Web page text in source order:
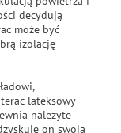
decydują
może być
izolację
lateksowy
należyte
on swoją